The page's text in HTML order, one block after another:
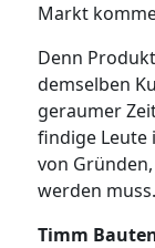
Markt
Denn
demselben
geraumer
findige Leute
von
werden muss.
Timm